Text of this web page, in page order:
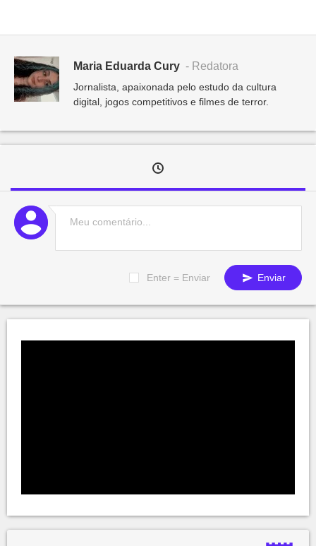
Maria Eduarda Cury - Redatora
Jornalista, apaixonada pelo estudo da cultura
digital, jogos competitivos e filmes de terror.
Enter = Enviar Enviar